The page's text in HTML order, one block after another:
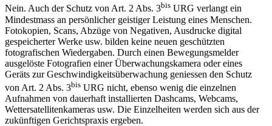
Nein. Auch der Schutz von Art. 2 Abs. 3bis URG verlangt ein
Mindestmass an persönlicher geistiger Leistung eines Menschen.
Fotokopien, Scans, Abzüge von Negativen, Ausdrucke digital
gespeicherter Werke usw. bilden keine neuen geschützten
fotografischen Wiedergaben. Durch einen Bewegungsmelder
ausgelöste Fotografien einer Überwachungskamera oder eines
Geräts zur Geschwindigkeitsüberwachung geniessen den Schutz
von Art. 2 Abs. 3bis URG nicht, ebenso wenig die einzelnen
Aufnahmen von dauerhaft installierten Dashcams, Webcams,
Wettersatellitenkameras usw. Die Einzelheiten werden sich aus der
zukünftigen Gerichtspraxis ergeben.